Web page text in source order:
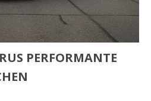
PERFORMANTE